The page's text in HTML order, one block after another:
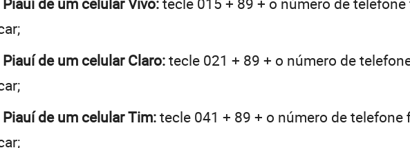
de um celular Claro:tecle 021 + 89 + o número de
de um celular Tim:tecle 041 + 89 + o número de telefone